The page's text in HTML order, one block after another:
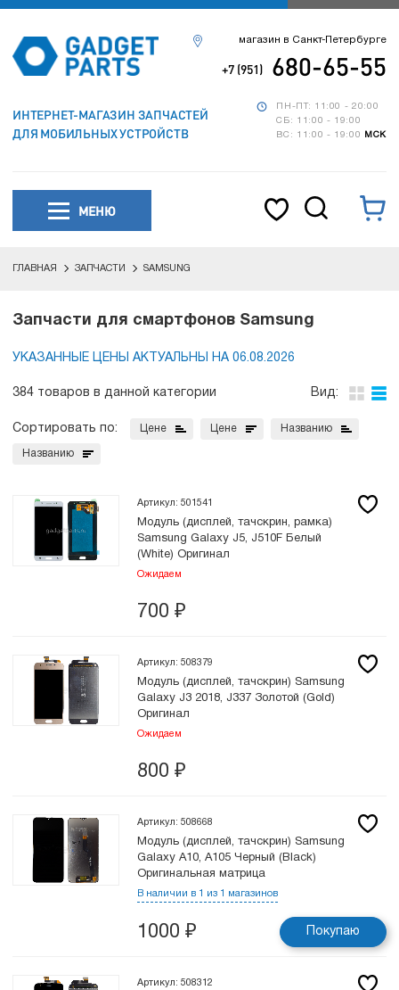
ИНТЕРНЕТ-МАГАЗИН ЗАПЧАСТЕЙ
ДЛЯ МОБИЛЬНЫХ УСТРОЙСТВ
ПН-ПТ: 11:00 - 20:00
СБ: 11:00 - 19:00
ВС: 11:00 - 19:00
МСК
магазин в Санкт-Петербурге
+7 (951) 680-65-55
МЕНЮ
ГЛАВНАЯ ЗАПЧАСТИ SAMSUNG
Запчасти для смартфонов Samsung
УКАЗАННЫЕ ЦЕНЫ АКТУАЛЬНЫ НА 06.08.2026
384 товаров в данной категории Вид:
Сортировать по: Цене Цене Названию
Названию
Артикул: 501541
Модуль (дисплей, тачскрин, рамка)
Samsung Galaxy J5, J510F Белый
(White) Оригинал
Ожидаем
700 ₽
Артикул: 508379
Модуль (дисплей, тачскрин) Samsung
Galaxy J3 2018, J337 Золотой (Gold)
Оригинал
Ожидаем
800 ₽
Артикул: 508668
Модуль (дисплей, тачскрин) Samsung
Galaxy A10, A105 Черный (Black)
Оригинальная матрица
В наличии в 1 из 1 магазинов
1000 ₽ Покупаю
Артикул: 508312